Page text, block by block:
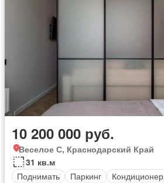
10 200 000 руб.
Веселое С, Краснодарский Край
31 кв.м
Поднимать
Паркинг
Кондиционер